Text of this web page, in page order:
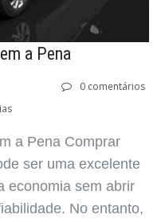
a Pena
0 comentários
a Pena Comprar
ser uma excelente
economia sem abrir
No entanto,